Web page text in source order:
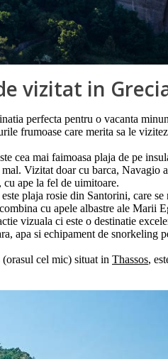
vizitat in
perfecta pentru o vacanta
frumoase care merita sa le
cea mai faimoasa plaja de pe
mal. Vizitat doar cu barca, Navagio
cu ape la fel de uimitoare.
plaja rosie din Santorini, care
cu apele albastre ale Marii
vizuala ci este o destinatie
apa si echipament de snorkeling
cel mic) situat in Thassos,